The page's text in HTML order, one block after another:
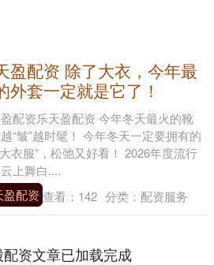
盈配资 除了大衣，今年最
外套一定就是它了！
配资乐天盈配资 今年冬天最火的靴
“皱”越时髦！ 今年冬天一定要拥有的
衣服”，松弛又好看！ 2026年度流行
上舞白....
盈配资 查看： 142 分类： 配资服务
资文章已加载完成